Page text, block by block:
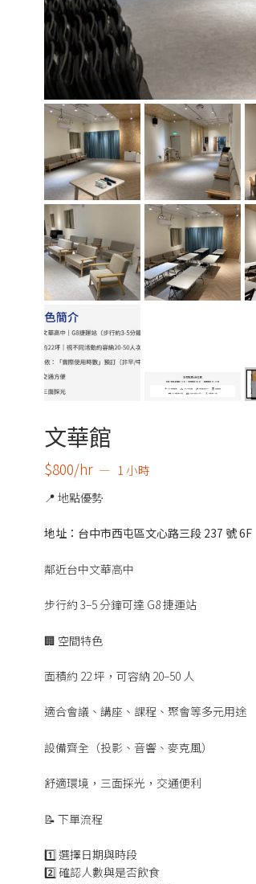
文華館
$800/hr 1 小時
📍 地點優勢
地址：台中市西屯區文心路三段 237 號 6F
鄰近台中文華高中
步行約 3–5 分鐘可達 G8 捷運站
🏢 空間特色
面積約 22 坪，可容納 20–50 人
適合會議、講座、課程、聚會等多元用途
設備齊全（投影、音響、麥克風）
舒適環境，三面採光，交通便利
📝 下單流程
1️⃣ 選擇日期與時段
2️⃣ 確認人數與是否飲食